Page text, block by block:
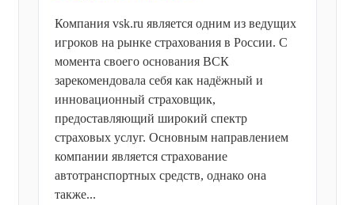
Компания vsk.ru является одним из ведущих
игроков на рынке страхования в России. С
момента своего основания ВСК
зарекомендовала себя как надёжный и
инновационный страховщик,
предоставляющий широкий спектр
страховых услуг. Основным направлением
компании является страхование
автотранспортных средств, однако она
также...